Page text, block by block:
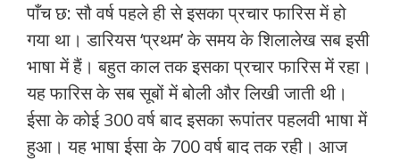
पाँच छ: सौ वर्ष पहले ही से इसका प्रचार फारिस में हो
गया था। डारियस ‘प्रथम’ के समय के शिलालेख सब इसी
भाषा में हैं। बहुत काल तक इसका प्रचार फारिस में रहा।
यह फारिस के सब सूबों में बोली और लिखी जाती थी।
ईसा के कोई 300 वर्ष बाद इसका रूपांतर पहलवी भाषा में
हुआ। यह भाषा ईसा के 700 वर्ष बाद तक रही। आज